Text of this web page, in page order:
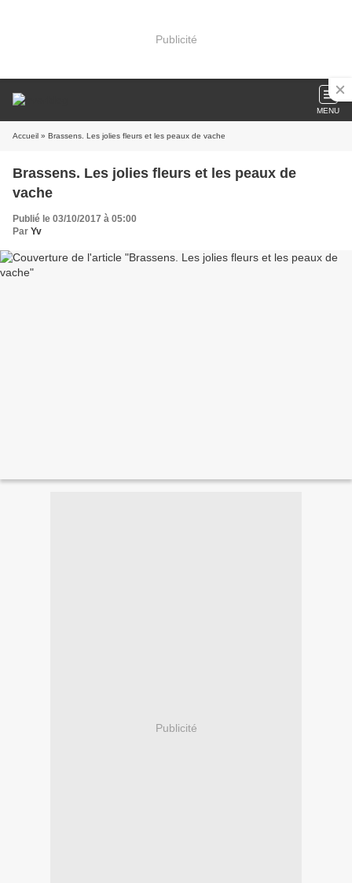
Publicité
MENU
Accueil » Brassens. Les jolies fleurs et les peaux de vache
Brassens. Les jolies fleurs et les peaux de
vache
Publié le 03/10/2017 à 05:00
Par Yv
Publicité